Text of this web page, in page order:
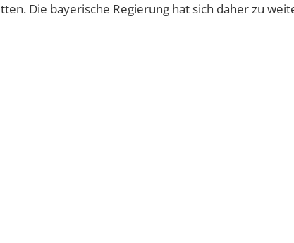
Die bayerische Regierung hat sich daher zu